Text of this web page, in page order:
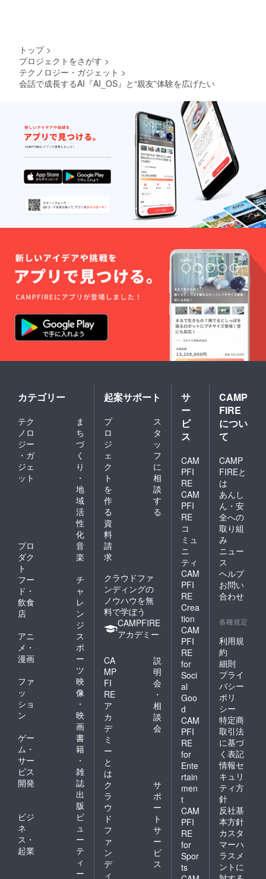
トップ >
プロジェクトをさがす >
テクノロジー・ガジェット >
会話で成長するAI『AI_OS』と“親友”体験を広げたい
カテゴリー
テク
ノロ
ジー
・ガ
ジェ
ット
ま
ち
づ
く
り
・
地
域
活
性
化
プロ
ダク
ト
音
楽
フー
ド・
飲食
店
チ
ャ
レ
ン
ジ
アニ
メ・
漫画
ス
ポ
ー
ツ
ファ
ッ
ショ
ン
映
像
・
映
画
ゲー
ム・
サー
ビス
開発
書
籍
・
雑
誌
出
版
ビジ
ネ
ス・
起業
ビ
ュ
ー
テ
ィ
ー
起案サポート
プ
ロ
ジ
ェ
ク
ト
を
作
る
ス
タ
ッ
フ
に
相
談
す
る
資
料
請
求
クラウドファ
ンディングの
ノウハウを無
料で学ぼう
CAMPFIRE
アカデミー
CA
MP
FI
RE
ア
カ
デ
ミ
ー
と
は
説
明
会
・
相
談
会
ク
ラ
ウ
ド
フ
ァ
ン
デ
ィ
サ
ポ
ー
ト
サ
ー
ビ
ス
サ
ー
ビ
ス
CAM
PFI
RE
CAM
PFI
RE
コ
ミュ
ニ
ティ
CAM
PFI
RE
Crea
tion
CAM
PFI
RE
for
Soci
al
Goo
d
CAM
PFI
RE
for
Ente
rtain
men
t
CAM
PFI
RE
for
Spor
ts
CAMP
FIRE
につい
て
CAMP
FIREと
は
あんし
ん・安
全への
取り組
み
ニュー
ス
ヘルプ
お問い
合わせ
各種規定
利用規
約
細則
プライ
バシー
ポリ
シー
特定商
取引法
に基づ
く表記
情報セ
キュリ
ティ方
針
反社基
本方針
カスタ
マーハ
ラスメ
ントに